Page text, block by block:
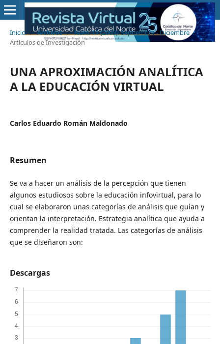
Inicio / Archivos / Núm. 11 (2003): Septiembre - Diciembre /
Artículos de Investigación
UNA APROXIMACIÓN ANALÍTICA
A LA EDUCACIÓN VIRTUAL
Carlos Eduardo Román Maldonado
Resumen
Se va a hacer un análisis de la percepción que tienen
algunos estudiosos sobre la educación infovirtual, para lo
cual se elaboraron unas categorías de análisis que guían y
orientan la interpretación. Estrategia analítica que ayuda a
comprender la realidad tratada. Las categorías de análisis
que se diseñaron son:
Descargas